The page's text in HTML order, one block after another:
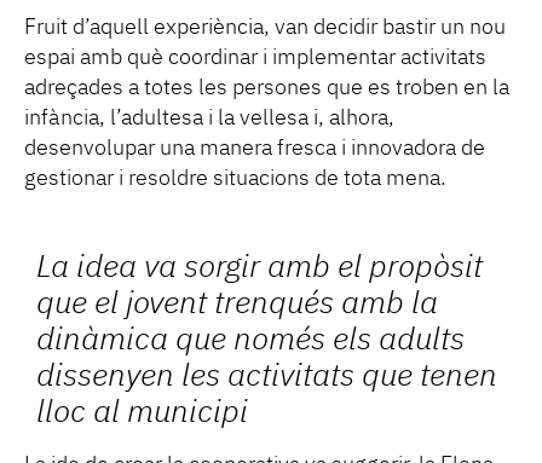
Fruit d’aquell experiència, van decidir bastir un nou
espai amb què coordinar i implementar activitats
adreçades a totes les persones que es troben en la
infància, l’adultesa i la vellesa i, alhora,
desenvolupar una manera fresca i innovadora de
gestionar i resoldre situacions de tota mena.
La idea va sorgir amb el propòsit
que el jovent trenqués amb la
dinàmica que només els adults
dissenyen les activitats que tenen
lloc al municipi